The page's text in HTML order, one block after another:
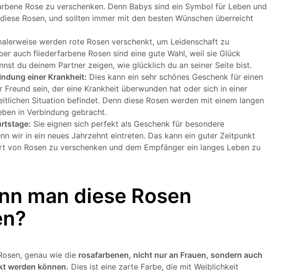
Rose zu verschenken. Denn Babys sind ein Symbol für Leben und
Rosen, und sollten immer mit den besten Wünschen überreicht
werden rote Rosen verschenkt, um Leidenschaft zu
auch fliederfarbene Rosen sind eine gute Wahl, weil sie Glück
du deinem Partner zeigen, wie glücklich du an seiner Seite bist.
einer Krankheit: Dies kann ein sehr schönes Geschenk für einen
Freund sein, der eine Krankheit überwunden hat oder sich in einer
Situation befindet. Denn diese Rosen werden mit einem langen
in Verbindung gebracht.
Sie eignen sich perfekt als Geschenk für besondere
wir in ein neues Jahrzehnt eintreten. Das kann ein guter Zeitpunkt
von Rosen zu verschenken und dem Empfänger ein langes Leben zu
man diese Rosen
genau wie die rosafarbenen, nicht nur an Frauen, sondern auch
werden können. Dies ist eine zarte Farbe, die mit Weiblichkeit